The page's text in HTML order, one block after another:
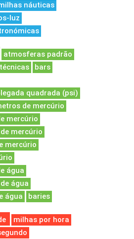
náuticas
luz
atmosferas padrão
bars
quadrada (psi)
de mercúrio
mercúrio
mercúrio
mercúrio
água
água
água
baries
milhas por hora